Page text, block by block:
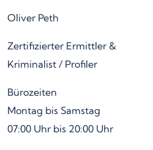
Oliver Peth
Zertifizierter Ermittler &
Kriminalist / Profiler
Bürozeiten
Montag bis Samstag
07:00 Uhr bis 20:00 Uhr